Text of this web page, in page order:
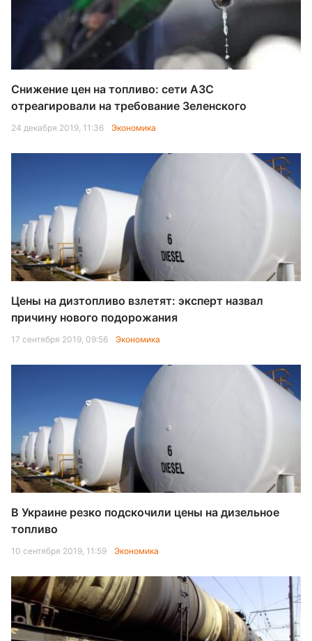
Снижение цен на топливо: сети АЗС
отреагировали на требование Зеленского
24 декабря 2019, 11:36 Экономика
Цены на дизтопливо взлетят: эксперт назвал
причину нового подорожания
17 сентября 2019, 09:56 Экономика
В Украине резко подскочили цены на дизельное
топливо
10 сентября 2019, 11:59 Экономика